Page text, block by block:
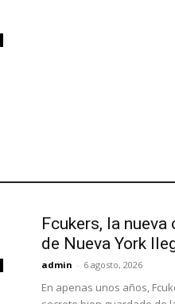
Fcukers, la
de Nueva York
admin - 6 agosto, 2026
En apenas unos años,